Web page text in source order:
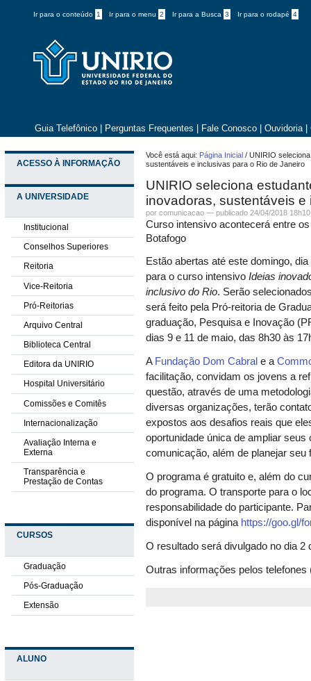
Ir para o conteúdo 1 Ir para o menu 2 Ir para a Busca 3 Ir para o rodapé 4
Guia Telefônico Perguntas Frequentes Fale Conosco Ouvidoria
ACESSO À INFORMAÇÃO
A UNIVERSIDADE
Institucional
Conselhos Superiores
Reitoria
Vice-Reitoria
Pró-Reitorias
Arquivo Central
Biblioteca Central
Editora da UNIRIO
Hospital Universitário
Comissões e Comitês
Internacionalização
Avaliação Interna e
Externa
Transparência e
Prestação de Contas
CURSOS
Graduação
Pós-Graduação
Extensão
ALUNO
Você está aqui: Página Inicial /UNIRIO
sustentáveis e inclusivas para o Rio de Janeiro
UNIRIO seleciona
inovadoras, sustentáveis
por comunicacao —publicado 24/04/2018
Curso intensivo acontecerá entre
Botafogo
Estão abertas até este domingo,
para o curso intensivoIdeias
inclusivo do Rio. Serão
será feito pela Pró-reitoria de
graduação, Pesquisa e Inovação
dias 9 e 11 de maio, das 8h30 às
A Fundação Dom Cabral e a
facilitação, convidam os jovens a
questão, através de uma
diversas organizações, terão
expostos aos desafios reais que
oportunidade única de ampliar
comunicação, além de planejar
O programa é gratuito e, além do
do programa. O transporte para o
responsabilidade do participante.
disponível na página https://goo.gl/
O resultado será divulgado no dia
Outras informações pelos telefones